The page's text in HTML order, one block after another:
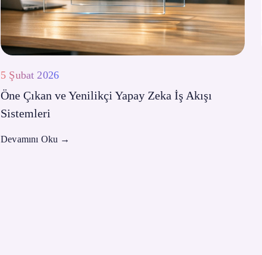
5 Şubat 2026
Öne Çıkan ve Yenilikçi Yapay Zeka İş Akışı
Sistemleri
Devamını Oku →